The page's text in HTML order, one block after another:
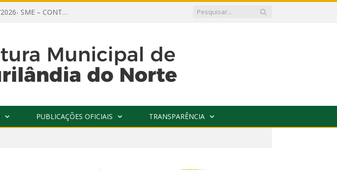
AVISO DE DISPENSA DE LICITAÇÃO Nº 400012/2026- SME – CONTRATAÇÃO DE EMPRESA ESPECIALIZADA PARA LOCAÇÃO DE ÔNIBUS EXECUTIVO COM CAPACIDADE DE 60 (SESSENTA) POLTRONAS, PARA TRANSPORTAR PROFESSORES RESPONSÁVEIS E ALUNOS PARA BRASÍLIA, COM SAÍDA DIA 10/08/2026 E RETORNO DIA 14/08/2026
PUBLICAÇÕES OFICIAIS TRANSPARÊNCIA